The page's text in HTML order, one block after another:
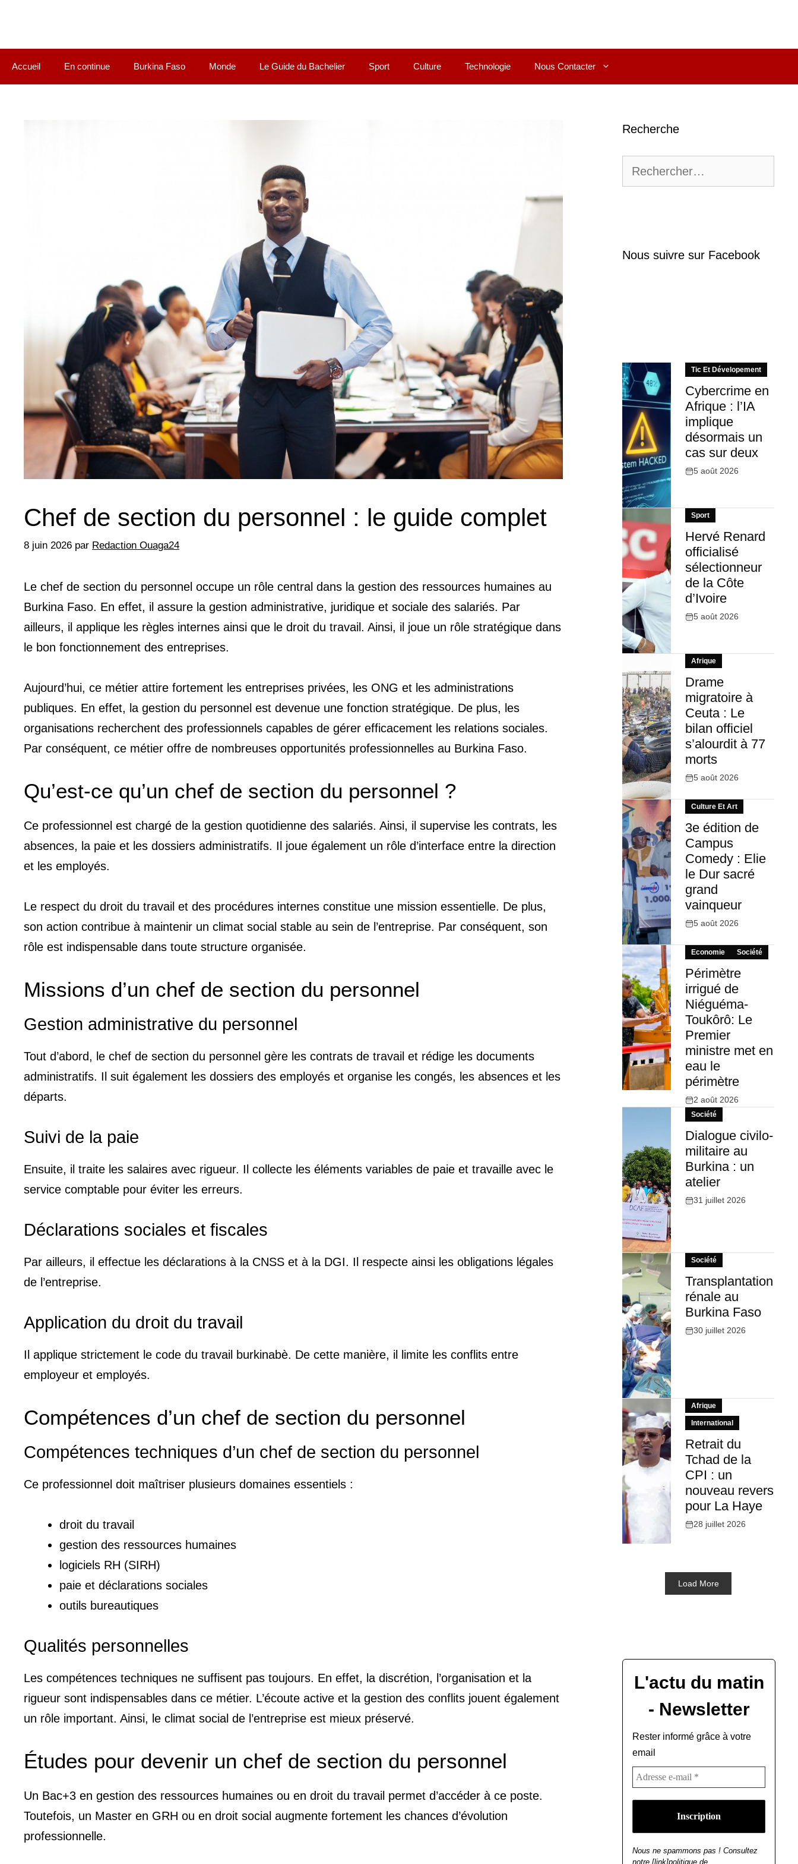
Accueil En continue Burkina Faso Monde Le Guide du Bachelier Sport Culture Technologie Nous Contacter
Chef de section du personnel : le guide complet
8 juin 2026 par Redaction Ouaga24
Le chef de section du personnel occupe un rôle central dans la gestion des ressources humaines au
Burkina Faso. En effet, il assure la gestion administrative, juridique et sociale des salariés. Par
ailleurs, il applique les règles internes ainsi que le droit du travail. Ainsi, il joue un rôle stratégique dans
le bon fonctionnement des entreprises.
Aujourd’hui, ce métier attire fortement les entreprises privées, les ONG et les administrations
publiques. En effet, la gestion du personnel est devenue une fonction stratégique. De plus, les
organisations recherchent des professionnels capables de gérer efficacement les relations sociales.
Par conséquent, ce métier offre de nombreuses opportunités professionnelles au Burkina Faso.
Qu’est-ce qu’un chef de section du personnel ?
Ce professionnel est chargé de la gestion quotidienne des salariés. Ainsi, il supervise les contrats, les
absences, la paie et les dossiers administratifs. Il joue également un rôle d’interface entre la direction
et les employés.
Le respect du droit du travail et des procédures internes constitue une mission essentielle. De plus,
son action contribue à maintenir un climat social stable au sein de l’entreprise. Par conséquent, son
rôle est indispensable dans toute structure organisée.
Missions d’un chef de section du personnel
Gestion administrative du personnel
Tout d’abord, le chef de section du personnel gère les contrats de travail et rédige les documents
administratifs. Il suit également les dossiers des employés et organise les congés, les absences et les
départs.
Suivi de la paie
Ensuite, il traite les salaires avec rigueur. Il collecte les éléments variables de paie et travaille avec le
service comptable pour éviter les erreurs.
Déclarations sociales et fiscales
Par ailleurs, il effectue les déclarations à la CNSS et à la DGI. Il respecte ainsi les obligations légales
de l’entreprise.
Application du droit du travail
Il applique strictement le code du travail burkinabè. De cette manière, il limite les conflits entre
employeur et employés.
Compétences d’un chef de section du personnel
Compétences techniques d’un chef de section du personnel
Ce professionnel doit maîtriser plusieurs domaines essentiels :
droit du travail
gestion des ressources humaines
logiciels RH (SIRH)
paie et déclarations sociales
outils bureautiques
Qualités personnelles
Les compétences techniques ne suffisent pas toujours. En effet, la discrétion, l’organisation et la
rigueur sont indispensables dans ce métier. L’écoute active et la gestion des conflits jouent également
un rôle important. Ainsi, le climat social de l’entreprise est mieux préservé.
Études pour devenir un chef de section du personnel
Un Bac+3 en gestion des ressources humaines ou en droit du travail permet d’accéder à ce poste.
Toutefois, un Master en GRH ou en droit social augmente fortement les chances d’évolution
professionnelle.
Recherche
Nous suivre sur Facebook
Tic Et Dévelopement
Cybercrime en
Afrique : l’IA
implique
désormais un
cas sur deux
5 août 2026
Sport
Hervé Renard
officialisé
sélectionneur
de la Côte
d’Ivoire
5 août 2026
Afrique
Drame
migratoire à
Ceuta : Le
bilan officiel
s’alourdit à 77
morts
5 août 2026
Culture Et Art
3e édition de
Campus
Comedy : Elie
le Dur sacré
grand
vainqueur
5 août 2026
Economie Société
Périmètre
irrigué de
Niéguéma-
Toukôrô: Le
Premier
ministre met en
eau le
périmètre
2 août 2026
Société
Dialogue civilo-
militaire au
Burkina : un
atelier
31 juillet 2026
Société
Transplantation
rénale au
Burkina Faso
30 juillet 2026
Afrique
International
Retrait du
Tchad de la
CPI : un
nouveau revers
pour La Haye
28 juillet 2026
Load More
L'actu du matin
- Newsletter
Rester informé grâce à votre
email
Nous ne spammons pas ! Consultez
notre [link]politique de